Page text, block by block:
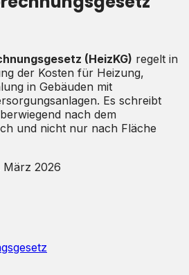
(HeizKG) regelt in
der Kosten für Heizung,
in Gebäuden mit
Es schreibt
nach dem
und nicht nur nach Fläche
März 2026